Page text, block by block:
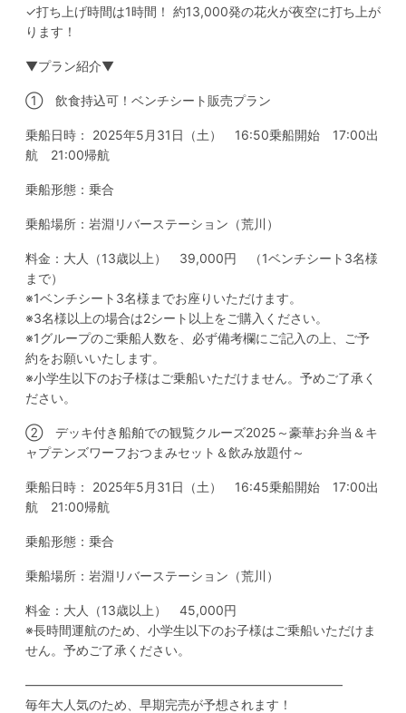
✓打ち上げ時間は1時間！ 約13,000発の花火が夜空に打ち上が
ります！
▼プラン紹介▼
① 飲食持込可！ベンチシート販売プラン
乗船日時： 2025年5月31日（土） 16:50乗船開始 17:00出
航 21:00帰航
乗船形態：乗合
乗船場所：岩淵リバーステーション（荒川）
料金：大人（13歳以上） 39,000円 （1ベンチシート3名様
まで）
※1ベンチシート3名様までお座りいただけます。
※3名様以上の場合は2シート以上をご購入ください。
※1グループのご乗船人数を、必ず備考欄にご記入の上、ご予
約をお願いいたします。
※小学生以下のお子様はご乗船いただけません。予めご了承く
ださい。
➁ デッキ付き船舶での観覧クルーズ2025～豪華お弁当＆キ
ャプテンズワーフおつまみセット＆飲み放題付～
乗船日時： 2025年5月31日（土） 16:45乗船開始 17:00出
航 21:00帰航
乗船形態：乗合
乗船場所：岩淵リバーステーション（荒川）
料金：大人（13歳以上） 45,000円
※長時間運航のため、小学生以下のお子様はご乗船いただけま
せん。予めご了承ください。
—————————————————————————
毎年大人気のため、早期完売が予想されます！